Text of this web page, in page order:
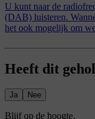
U kunt naar de
(DAB) luisteren.
het ook mogelijk om
Heeft dit
Ja Nee